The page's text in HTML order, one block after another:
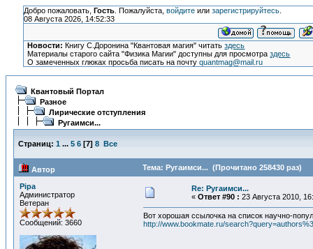
Добро пожаловать, Гость. Пожалуйста, войдитеили зарегистрируйтесь.
08 Августа 2026, 14:52:33
Новости: Книгу С.Доронина "Квантовая магия" читатьздесь
Материалы старого сайта "Физика Магии" доступны для просмотраздесь
О замеченных глюках просьба писать на почтуquantmag@mail.ru
Квантовый Портал
Разное
Лирические отступления
Ругаимси...
Страниц: 1 ... 5 6 [7] 8 Все
Автор Тема: Ругаимси... (Прочитано 258430 раз)
Pipa
Администратор
Ветеран
Сообщений: 3660
Re: Ругаимси...
« Ответ #90 : 23 Августа 2010,
Вот хорошая ссылочка на список научно-
http://www.bookmate.ru/